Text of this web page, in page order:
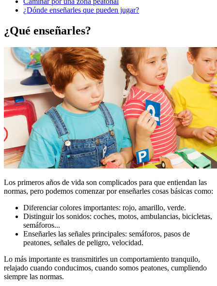
¿Dónde enseñarles que pueden jugar?
¿Qué enseñarles?
Los primeros años de vida son complicados para que entiendan las
normas, pero podemos comenzar por enseñarles cosas básicas como:
Diferenciar colores importantes: rojo, amarillo, verde.
Distinguir los sonidos: coches, motos, ambulancias, bicicletas,
semáforos...
Enseñarles las señales principales: semáforos, pasos de
peatones, señales de peligro, velocidad.
Lo más importante es transmitirles un comportamiento tranquilo,
relajado cuando conducimos, cuando somos peatones, cumpliendo
siempre las normas.